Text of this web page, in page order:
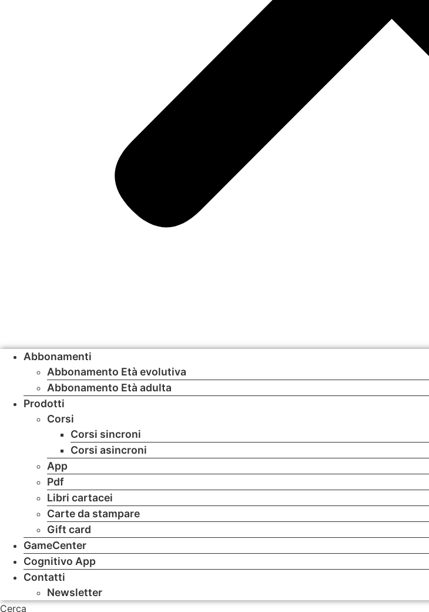
Abbonamenti
Abbonamento Età evolutiva
Abbonamento Età adulta
Prodotti
Corsi
Corsi sincroni
Corsi asincroni
App
Pdf
Libri cartacei
Carte da stampare
Gift card
GameCenter
Cognitivo App
Contatti
Newsletter
Cerca